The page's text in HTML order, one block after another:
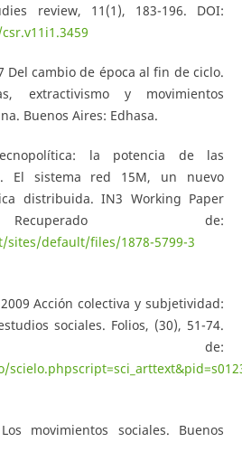
review, 11(1), 183-196. DOI:
Del cambio de época al fin de ciclo.
extractivismo y movimientos
Buenos Aires: Edhasa.
la potencia de las
El sistema red 15M, un nuevo
distribuida. IN3 Working Paper
de:
default/files/1878-5799-3
Acción colectiva y subjetividad:
sociales. Folios, (30), 51-74.
de:
movimientos sociales. Buenos